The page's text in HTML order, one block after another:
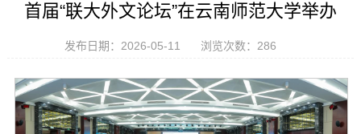
首届“联大外文论坛”在云南师范大学举办
发布日期：2026-05-11 浏览次数： 286